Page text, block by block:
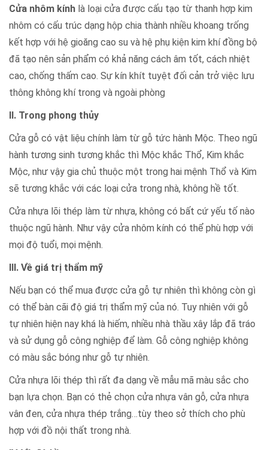
Cửa nhôm kính là loại cửa được cấu tạo từ thanh hợp kim
nhôm có cấu trúc dạng hộp chia thành nhiều khoang trống
kết hợp với hệ gioăng cao su và hệ phụ kiện kim khí đồng bộ
đã tạo nên sản phẩm có khả năng cách âm tốt, cách nhiệt
cao, chống thấm cao. Sự kín khít tuyệt đối cản trở việc lưu
thông không khí trong và ngoài phòng
II. Trong phong thủy
Cửa gỗ có vật liệu chính làm từ gỗ tức hành Mộc. Theo ngũ
hành tương sinh tương khắc thì Mộc khắc Thổ, Kim khắc
Mộc, như vậy gia chủ thuộc một trong hai mệnh Thổ và Kim
sẽ tương khắc với các loại cửa trong nhà, không hề tốt.
Cửa nhựa lõi thép làm từ nhựa, không có bất cứ yếu tố nào
thuộc ngũ hành. Như vậy cửa nhôm kính có thể phù hợp với
mọi độ tuổi, mọi mệnh.
III. Về giá trị thẩm mỹ
Nếu bạn có thể mua được cửa gỗ tự nhiên thì không còn gì
có thể bàn cãi độ giá trị thẩm mỹ của nó. Tuy nhiên với gỗ
tự nhiên hiện nay khá là hiếm, nhiều nhà thầu xây lắp đã tráo
và sử dụng gỗ công nghiệp để làm. Gỗ công nghiệp không
có màu sắc bóng như gỗ tự nhiên.
Cửa nhựa lõi thép thì rất đa dạng về mẫu mã màu sắc cho
bạn lựa chọn. Bạn có thẻ chọn cửa nhựa vân gỗ, cửa nhựa
vân đen, cửa nhựa thép trắng…tùy theo sở thích cho phù
hợp với đồ nội thất trong nhà.